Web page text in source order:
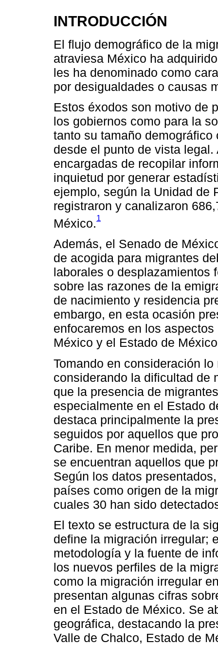
INTRODUCCIÓN
El flujo demográfico de la
atraviesa México ha
les ha denominado como
por desigualdades o causas
Estos éxodos son motivo de
los gobiernos como para la
tanto su tamaño
desde el punto de vista
encargadas de recopilar
inquietud por generar
ejemplo, según la Unidad de
registraron y canalizaron
México.1
Además, el Senado de
de acogida para migrantes
laborales o desplazamientos
sobre las razones de la
de nacimiento y residencia
embargo, en esta ocasión
enfocaremos en los
México y el Estado de
Tomando en consideración
considerando la dificultad de
que la presencia de
especialmente en el Estado
destaca principalmente la
seguidos por aquellos que
Caribe. En menor medida,
se encuentran aquellos que
Según los datos
países como origen de la
cuales 30 han sido
El texto se estructura de la
define la migración irregular;
metodología y la fuente de
los nuevos perfiles de la
como la migración irregular
presentan algunas cifras
en el Estado de México. Se
geográfica, destacando la
Valle de Chalco, Estado de